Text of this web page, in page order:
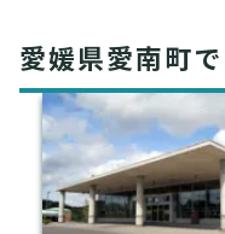
愛媛県愛南町